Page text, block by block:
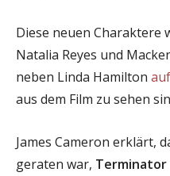
Diese neuen Charaktere
Natalia Reyes und
neben Linda Hamilton
aus dem Film zu sehen
James Cameron erklärt,
geraten war, Terminator